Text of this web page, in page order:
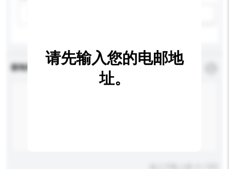
查询内容 * 必须填写
请先输入您的电邮地
址。